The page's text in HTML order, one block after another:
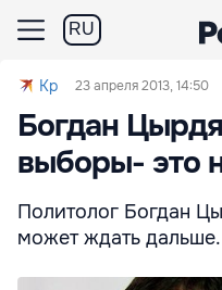
RU
Kp 23 апреля 2013, 14:50
Богдан
выборы- это
Политолог Богдан
может ждать дальше.